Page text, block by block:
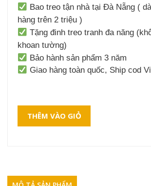
Bao treo tận nhà tại Đà Nẵng (
hàng trên 2 triệu )
Tặng đinh treo tranh đa năng
khoan tường)
Bảo hành sản phẩm 3 năm
Giao hàng toàn quốc, Ship cod
THÊM VÀO GIỎ